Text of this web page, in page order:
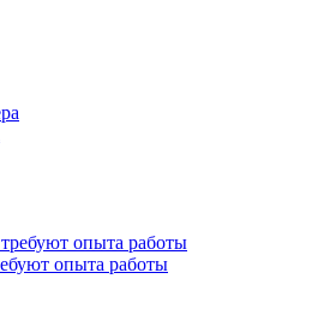
опыта работы